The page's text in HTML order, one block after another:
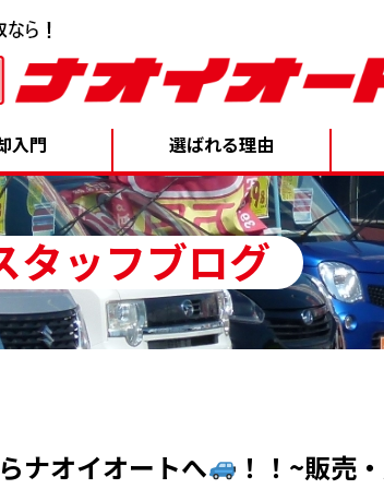
入門 選ばれる理由
タッフブログ
ナオイオートへ
！！~販売